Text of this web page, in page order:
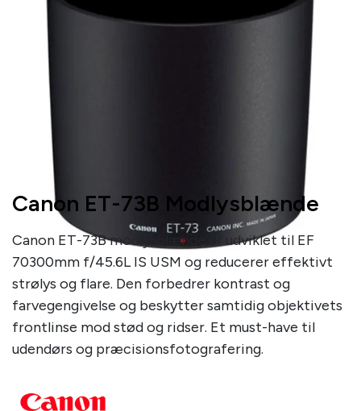
Canon ET-73B Modlysblænde
Canon ET-73B modlysblænde er udviklet til EF
70300mm f/45.6L IS USM og reducerer effektivt
strølys og flare. Den forbedrer kontrast og
farvegengivelse og beskytter samtidig objektivets
frontlinse mod stød og ridser. Et must-have til
udendørs og præcisionsfotografering.